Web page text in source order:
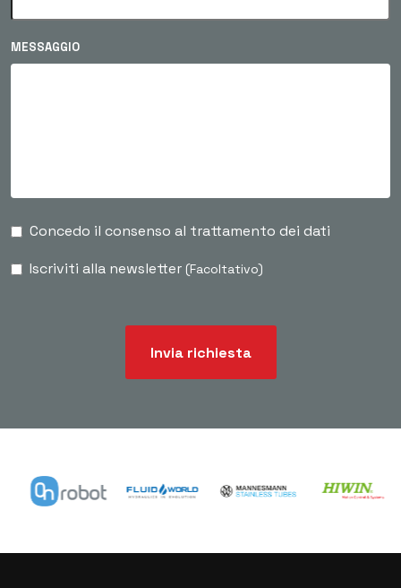
MESSAGGIO
Concedo il consenso al trattamento dei dati
Iscriviti alla newsletter (Facoltativo)
Invia richiesta